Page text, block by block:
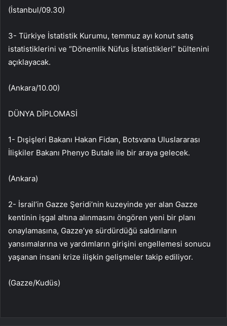
(İstanbul/09.30)
3- Türkiye İstatistik Kurumu, temmuz ayı konut satış
istatistiklerini ve “Dönemlik Nüfus İstatistikleri” bültenini
açıklayacak.
(Ankara/10.00)
DÜNYA DİPLOMASİ
1- Dışişleri Bakanı Hakan Fidan, Botsvana Uluslararası
İlişkiler Bakanı Phenyo Butale ile bir araya gelecek.
(Ankara)
2-⁠ ⁠İsrail’in Gazze Şeridi’nin kuzeyinde yer alan Gazze
kentinin işgal altına alınmasını öngören yeni bir planı
onaylamasına, Gazze’ye sürdürdüğü saldırıların
yansımalarına ve yardımların girişini engellemesi sonucu
yaşanan insani krize ilişkin gelişmeler takip ediliyor.
(Gazze/Kudüs)